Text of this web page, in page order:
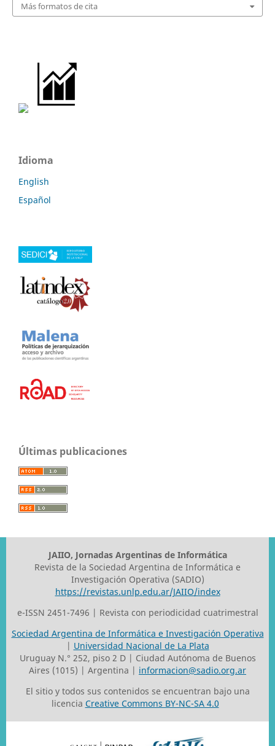
Más formatos de cita
Idioma
English
Español
Últimas publicaciones
JAIIO, Jornadas Argentinas de Informática
Revista de la Sociedad Argentina de Informática e
Investigación Operativa (SADIO)
https://revistas.unlp.edu.ar/JAIIO/index
e-ISSN 2451-7496 | Revista con periodicidad cuatrimestral
Sociedad Argentina de Informática e Investigación Operativa
| Universidad Nacional de La Plata
Uruguay N.° 252, piso 2 D | Ciudad Autónoma de Buenos
Aires (1015) | Argentina | informacion@sadio.org.ar
El sitio y todos sus contenidos se encuentran bajo una
licencia Creative Commons BY-NC-SA 4.0